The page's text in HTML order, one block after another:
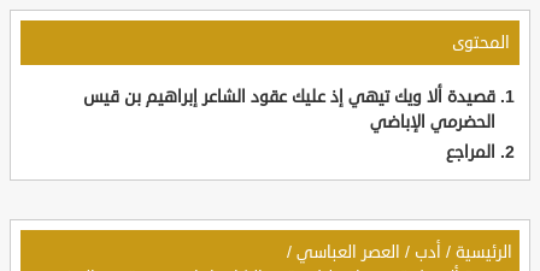
المحتوى
قصيدة ألا ويك تيهي إذ عليك عقود الشاعر إبراهيم بن قيس
الحضرمي الإباضي
المراجع
الرئيسية / أدب / العصر العباسي /